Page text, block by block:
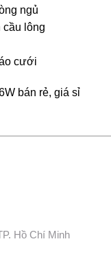
ngủ
cầu lông
cưới
bán rẻ, giá sỉ
Hồ Chí Minh